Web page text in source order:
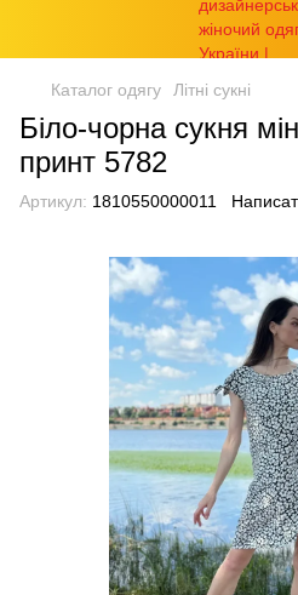
Каталог одягу Літні сукні
Біло-чорна сукня
принт 5782
Артикул: 1810550000011